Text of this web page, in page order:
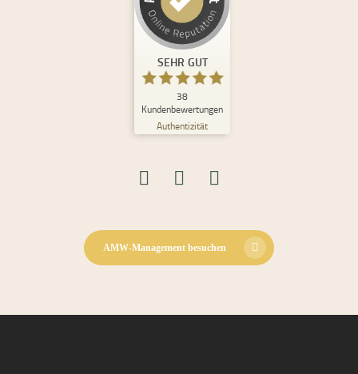
SEHR GUT
38
Kundenbewertungen
Authentizität
Kundenbewertungen und Erfahrungen zu
Andrea Maria Waden
Empfehlungen auf
ProvenExpert.com
SEHR GUT
30
8
AMW-Management besuchen